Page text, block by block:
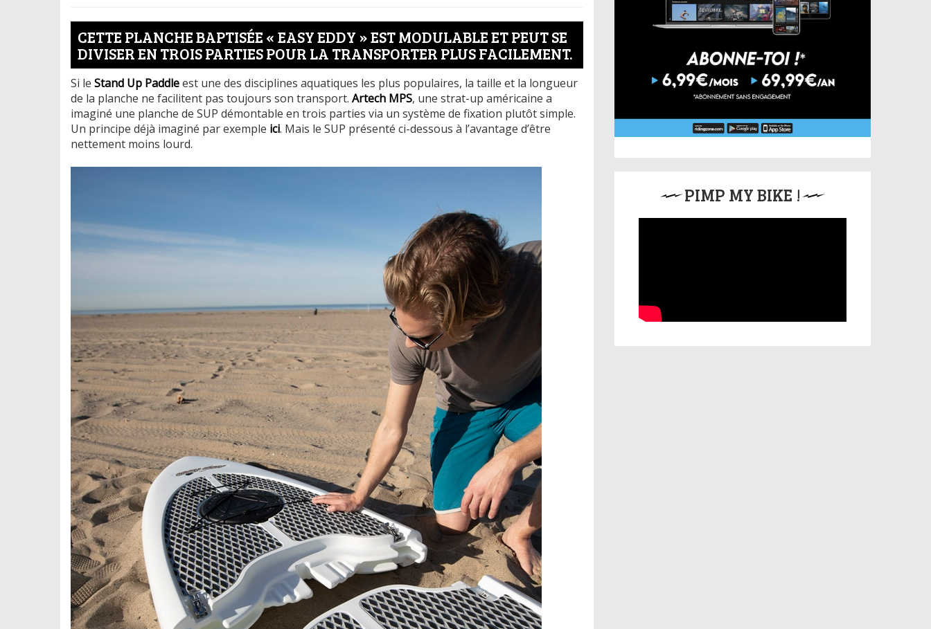
CETTE PLANCHE BAPTISÉE « EASY EDDY » EST MODULABLE ET PEUT SE
DIVISER EN TROIS PARTIES POUR LA TRANSPORTER PLUS FACILEMENT.
Si le Stand Up Paddleest une des disciplines aquatiques les plus populaires, la taille et la longueur
de la planche ne facilitent pas toujours son transport. Artech MPS, une strat-up américaine a
imaginé une planche de SUP démontable en trois parties via un système de fixation plutôt simple.
Un principe déjà imaginé par exemple ici. Mais le SUP présenté ci-dessous à l’avantage d’être
nettement moins lourd.
PIMP MY BIKE !